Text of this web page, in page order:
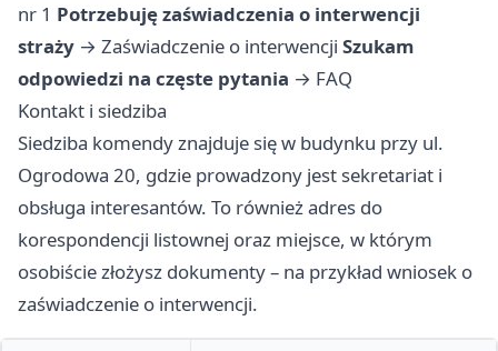
nr 1 Potrzebuję zaświadczenia o interwencji
straży → Zaświadczenie o interwencji Szukam
odpowiedzi na częste pytania → FAQ
Kontakt i siedziba
Siedziba komendy znajduje się w budynku przy ul.
Ogrodowa 20, gdzie prowadzony jest sekretariat i
obsługa interesantów. To również adres do
korespondencji listownej oraz miejsce, w którym
osobiście złożysz dokumenty – na przykład wniosek o
zaświadczenie o interwencji.